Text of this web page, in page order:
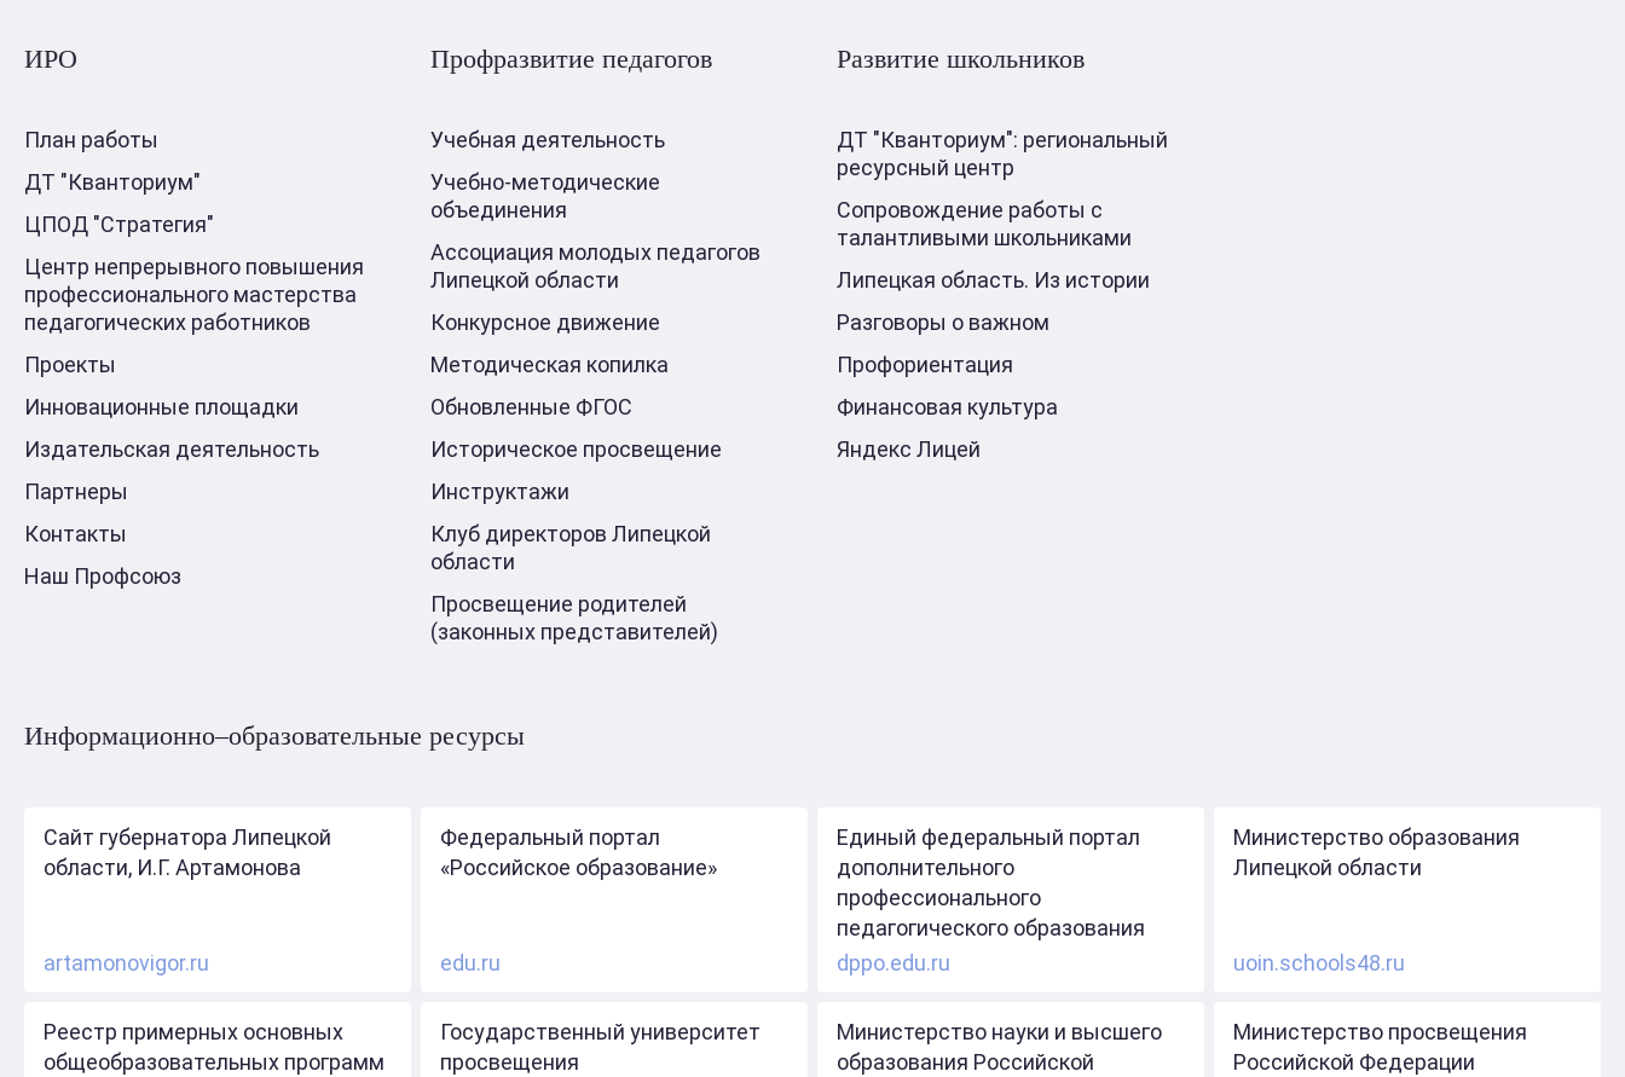
ИРО
План работы
ДТ "Кванториум"
ЦПОД "Стратегия"
Центр непрерывного повышения
профессионального мастерства
педагогических работников
Проекты
Инновационные площадки
Издательская деятельность
Партнеры
Контакты
Наш Профсоюз
Профразвитие педагогов
Учебная деятельность
Учебно-методические
объединения
Ассоциация молодых педагогов
Липецкой области
Конкурсное движение
Методическая копилка
Обновленные ФГОС
Историческое просвещение
Инструктажи
Клуб директоров Липецкой
области
Просвещение родителей
(законных представителей)
Развитие школьников
ДТ "Кванториум": региональный
ресурсный центр
Сопровождение работы с
талантливыми школьниками
Липецкая область. Из истории
Разговоры о важном
Профориентация
Финансовая культура
Яндекс Лицей
Информационно–образовательные ресурсы
Сайт губернатора Липецкой
области, И.Г. Артамонова
artamonovigor.ru
Федеральный портал
«Российское образование»
edu.ru
Единый федеральный портал
дополнительного
профессионального
педагогического образования
dppo.edu.ru
Министерство образования
Липецкой области
uoin.schools48.ru
Реестр примерных основных
общеобразовательных программ
Государственный университет
просвещения
Министерство науки и высшего
образования Российской
Министерство просвещения
Российской Федерации